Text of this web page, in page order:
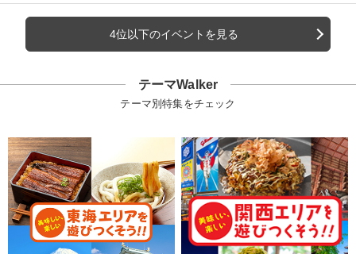
4位以下のイベントを見る
テーマWalker
テーマ別特集をチェック